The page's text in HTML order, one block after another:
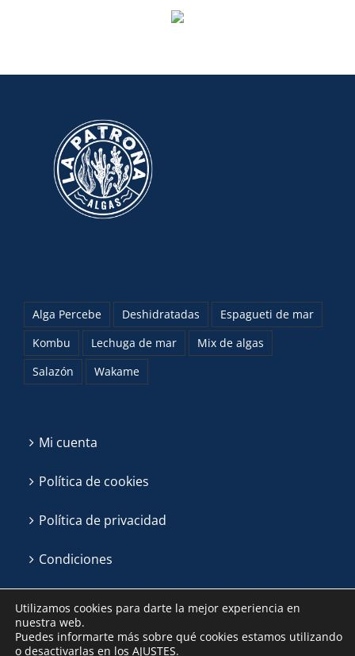
Alga Percebe Deshidratadas
Espagueti de mar
Kombu
Lechuga de mar
Mix de algas
Salazón
Wakame
Mi cuenta
Política de cookies
Política de privacidad
Condiciones
Utilizamos cookies para darte la mejor experiencia en
nuestra web.
Puedes informarte más sobre qué cookies estamos utilizando
o desactivarlas en los AJUSTES.